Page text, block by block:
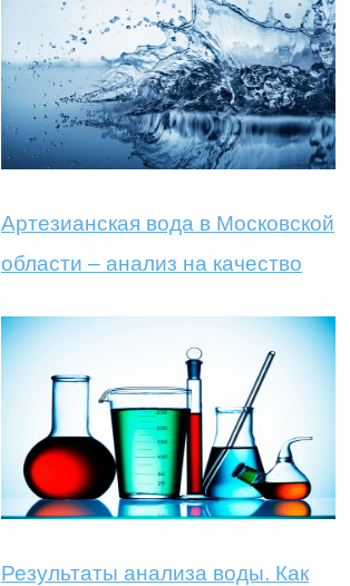
Артезианская вода в Московской
области – анализ на качество
Результаты анализа воды. Как